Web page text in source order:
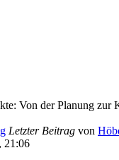
Von der Planung zur
Letzter Beitrag von
21:06